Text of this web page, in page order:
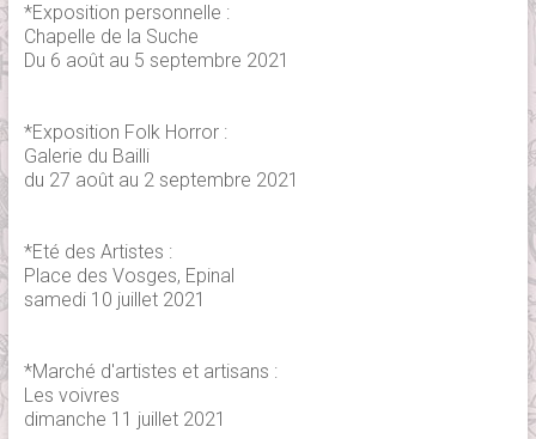
*Exposition personnelle :
Chapelle de la Suche
Du 6 août au 5 septembre 2021
*Exposition Folk Horror :
Galerie du Bailli
du 27 août au 2 septembre 2021
*Eté des Artistes :
Place des Vosges, Epinal
samedi 10 juillet 2021
*Marché d'artistes et artisans :
Les voivres
dimanche 11 juillet 2021